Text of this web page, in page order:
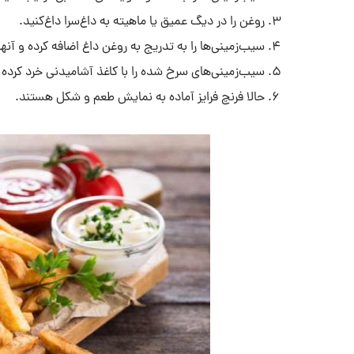
روغن را در دیگ عمیق یا ماهیته به داغ‌سرا داغ‌کنید.
سیب‌زمینی‌ها را به تدریج به روغن داغ اضافه کرده و
سیب‌زمینی‌های سرخ شده را با کاغذ آشامیدنی خرد
حالا فرنچ فرایز آماده به نمایش طعم و شکل هستند.